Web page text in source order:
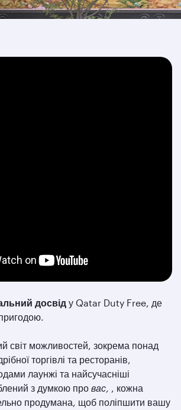
досвід у Qatar Duty Free, де
світ можливостей, зокрема понад
торгівлі та ресторанів,
лаунжі та найсучасніші
з думкою про вас, , кожна
продумана, щоб поліпшити вашу